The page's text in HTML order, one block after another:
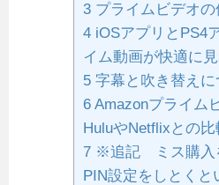
3プライムビデオの
4iOSアプリとPS4
イム動画が快適に
5字幕と吹き替えに
6Amazonプライム
HuluやNetflixとの比
7※追記 ミス購入
PIN設定をしとくと